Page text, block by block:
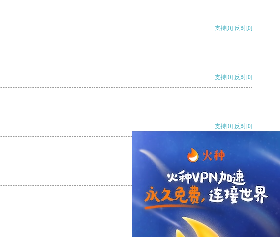
支持[0] 反对[0]
支持[0] 反对[0]
支持[0] 反对[0]
支持[0] 反对
支持